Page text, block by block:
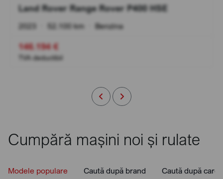
Land Rover Range Rover P400 HSE
2023 52.100 km Benzina
146.194 €
TVA deductibil
Cumpără mașini noi și rulate
Modele populare Caută după brand Caută după